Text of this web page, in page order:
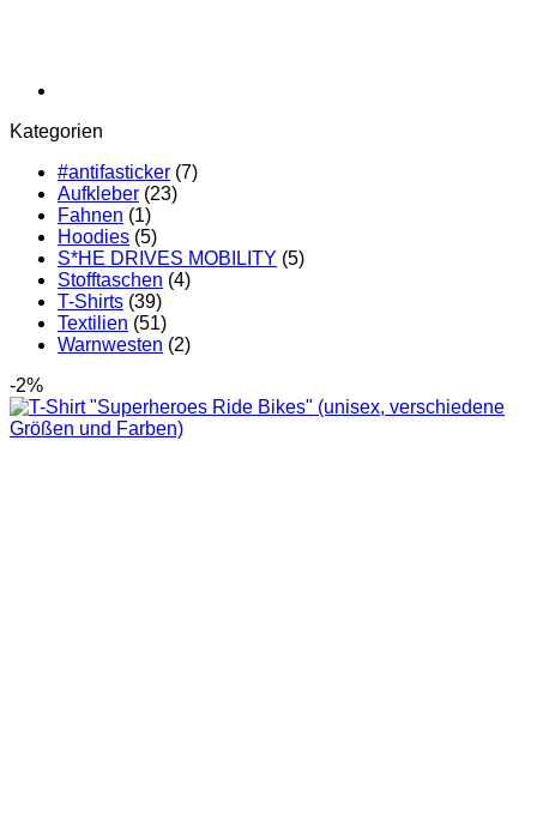
Kategorien
#antifasticker (7)
Aufkleber (23)
Fahnen (1)
Hoodies (5)
S*HE DRIVES MOBILITY (5)
Stofftaschen (4)
T-Shirts (39)
Textilien (51)
Warnwesten (2)
-2%